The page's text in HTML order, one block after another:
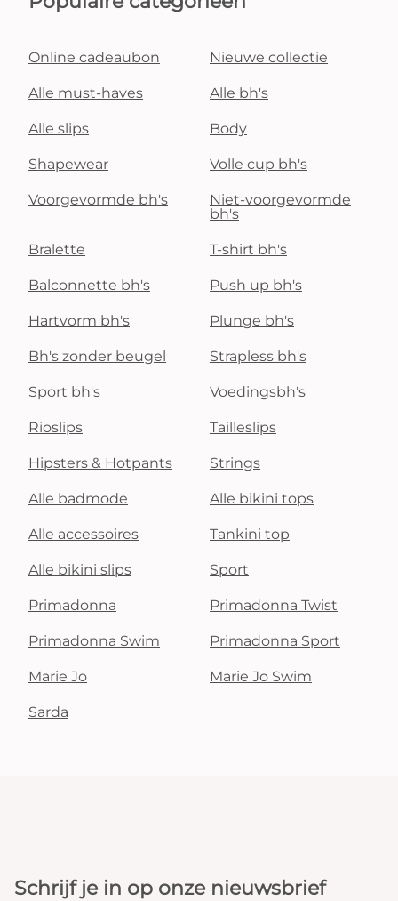
Online cadeaubon Nieuwe collectie
Alle must-haves Alle bh's
Alle slips Body
Shapewear Volle cup bh's
Voorgevormde bh's
Niet-voorgevormde
bh's
Bralette T-shirt bh's
Balconnette bh's Push up bh's
Hartvorm bh's Plunge bh's
Bh's zonder beugel Strapless bh's
Sport bh's Voedingsbh's
Rioslips Tailleslips
Hipsters & Hotpants Strings
Alle badmode Alle bikini tops
Alle accessoires Tankini top
Alle bikini slips Sport
Primadonna Primadonna Twist
Primadonna Swim Primadonna Sport
Marie Jo Marie Jo Swim
Sarda
Schrijf je in op onze nieuwsbrief